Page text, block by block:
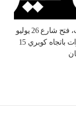
بعد غلقه 5 ساعات، فتح شارع 26 يوليو
أمام حركة السيارات باتجاه كوبري 15